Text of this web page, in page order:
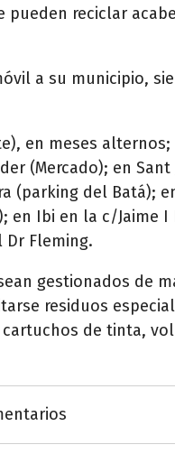
pueden reciclar
a su municipio,
en meses alternos;
(Mercado); en Sant
(parking del Batá);
en Ibi en la c/Jaime I
Fleming.
gestionados de
residuos
de tinta,